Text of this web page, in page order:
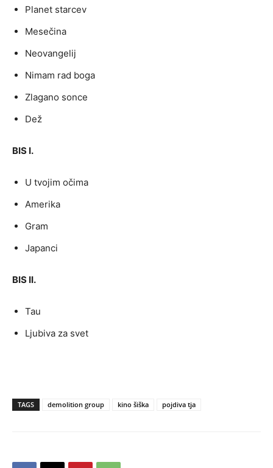
Planet starcev
Mesečina
Neovangelij
Nimam rad boga
Zlagano sonce
Dež
BIS I.
U tvojim očima
Amerika
Gram
Japanci
BIS II.
Tau
Ljubiva za svet
TAGS demolition group kino šiška pojdiva tja